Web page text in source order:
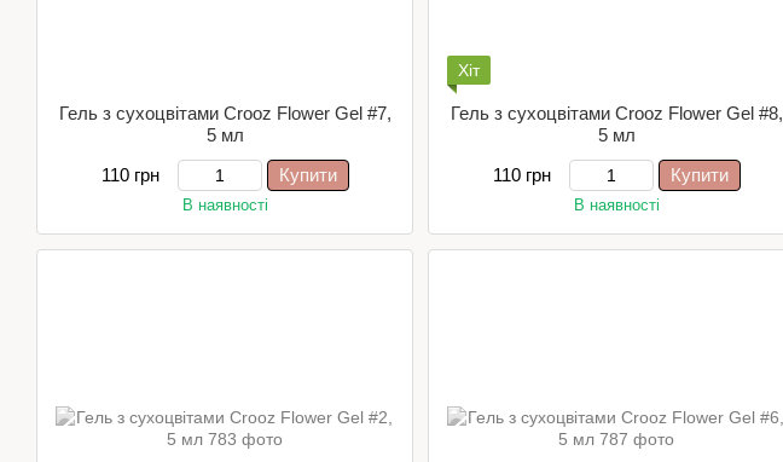
Гель з сухоцвітами Crooz Flower Gel #7,
5 мл
110 грн
Купити
В наявності
Хіт
Гель з сухоцвітами Crooz Flower Gel #8,
5 мл
110 грн
Купити
В наявності